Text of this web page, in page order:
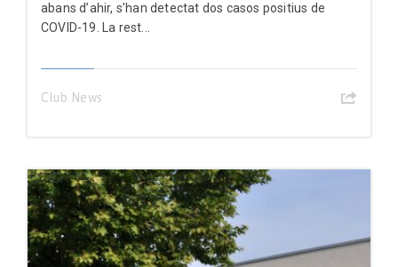
abans d’ahir, s’han detectat dos casos positius de
COVID-19. La rest...
Club News